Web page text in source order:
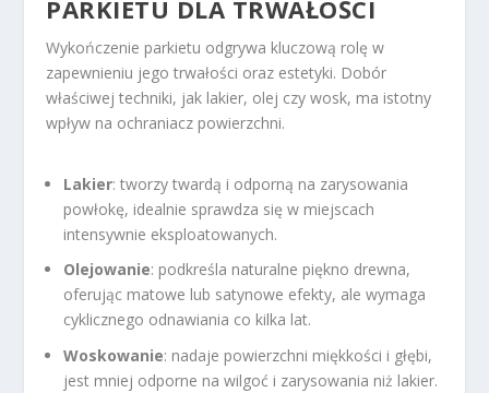
PARKIETU DLA TRWAŁOŚCI
Wykończenie parkietu odgrywa kluczową rolę w
zapewnieniu jego trwałości oraz estetyki. Dobór
właściwej techniki, jak lakier, olej czy wosk, ma istotny
wpływ na ochraniacz powierzchni.
Lakier: tworzy twardą i odporną na zarysowania
powłokę, idealnie sprawdza się w miejscach
intensywnie eksploatowanych.
Olejowanie: podkreśla naturalne piękno drewna,
oferując matowe lub satynowe efekty, ale wymaga
cyklicznego odnawiania co kilka lat.
Woskowanie: nadaje powierzchni miękkości i głębi,
jest mniej odporne na wilgoć i zarysowania niż lakier.